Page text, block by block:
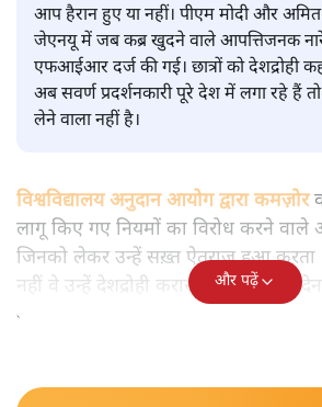
आप हैरान हुए या नहीं। पीएम मोदी और
जेएनयू में जब कब्र खुदने वाले आपत्तिजनक नारे